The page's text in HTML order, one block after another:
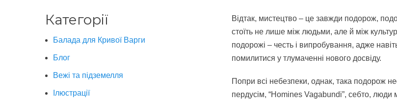
Відтак, мистецтво – це завжди подорож,
стоїть не лише між людьми, але й між
подорожі – честь і випробування, адже
помилитися у тлумаченні нового досвіду.
Попри всі небезпеки, однак, така подорож
пердусім, “Homines Vagabundi”, себто,
Категорії
Балада для Кривої Варги
Блог
Вежі та підземелля
Ілюстрації